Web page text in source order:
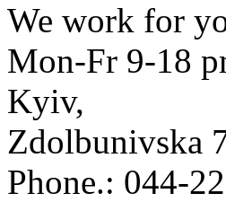
We work for
Mon-Fr 9-18
Kyiv,
Zdolbunivska
Phone.: 044-